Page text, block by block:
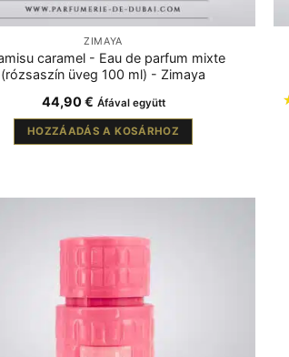
ZIMAYA
caramel - Eau de parfum mixte
(rózsaszín üveg 100 ml) - Zimaya
44,90€ Áfával együtt
HOZZÁADÁS A KOSÁRHOZ